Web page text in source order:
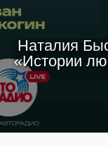
Наталия
«Истории